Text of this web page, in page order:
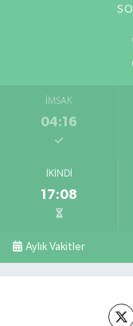
İMSAK
04:16
İKINDI
17:08
Aylık Vakitler